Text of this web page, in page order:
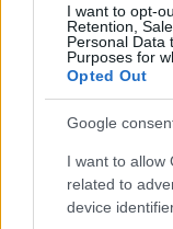
I want to opt-
Retention,
Personal Data
Purposes for
Opted Out
Google
I want to allow
related to
device
Meccs
Paris
Felkészülési szezon
Nya Ullevi, Göteborg
2026-08-08 17:00